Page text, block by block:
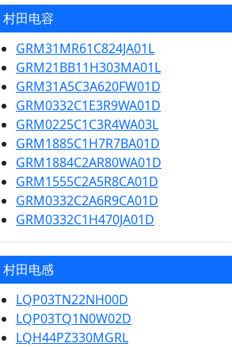
村田电容
GRM31MR61C824JA01L
GRM21BB11H303MA01L
GRM31A5C3A620FW01D
GRM0332C1E3R9WA01D
GRM0225C1C3R4WA03L
GRM1885C1H7R7BA01D
GRM1884C2AR80WA01D
GRM1555C2A5R8CA01D
GRM0332C2A6R9CA01D
GRM0332C1H470JA01D
村田电感
LQP03TN22NH00D
LQP03TQ1N0W02D
LQH44PZ330MGRL